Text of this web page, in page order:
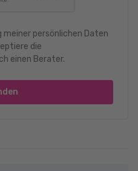
meiner persönlichen Daten
die
einen Berater.